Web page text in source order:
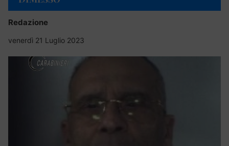
Redazione
venerdì 21 Luglio 2023